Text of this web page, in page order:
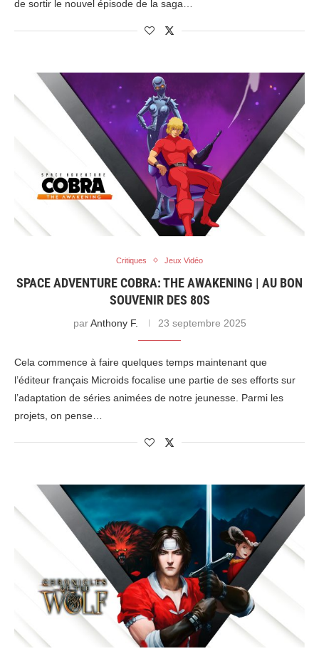
de sortir le nouvel épisode de la saga…
Critiques Jeux Vidéo
SPACE ADVENTURE COBRA: THE AWAKENING | AU BON
SOUVENIR DES 80S
parAnthony F. 23 septembre 2025
Cela commence à faire quelques temps maintenant que
l’éditeur français Microids focalise une partie de ses efforts sur
l’adaptation de séries animées de notre jeunesse. Parmi les
projets, on pense…